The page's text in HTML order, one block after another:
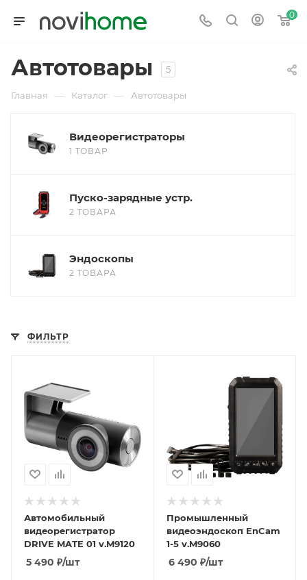
0
Автотовары 5
Главная — Каталог — Автотовары
Видеорегистраторы
1 ТОВАР
Пуско-зарядные устр.
2 ТОВАРА
Эндоскопы
2 ТОВАРА
ФИЛЬТР
Автомобильный
видеорегистратор
DRIVE MATE 01 v.M9120
5 490 ₽/шт
Промышленный
видеоэндоскоп EnCam
1-5 v.M9060
6 490 ₽/шт